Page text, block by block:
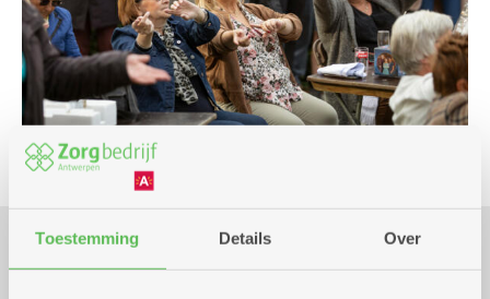
Toestemming Details Over
Praktisch